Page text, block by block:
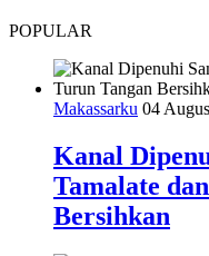
POPULAR
Makassarku 04
Kanal
Tamalate
Bersihkan